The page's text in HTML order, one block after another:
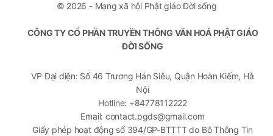
© 2026 - Mạng xã hội Phật giáo Đời sống
CÔNG TY CỔ PHẦN TRUYỀN THÔNG VĂN HOÁ PHẬT GIÁO
ĐỜI SỐNG
VP Đại diện: Số 46 Trương Hán Siêu, Quận Hoàn Kiếm, Hà
Nội
Hotline: +84778112222
Email: contact.pgds@gmail.com
Giấy phép hoạt động số 394/GP-BTTTT do Bộ Thông Tin